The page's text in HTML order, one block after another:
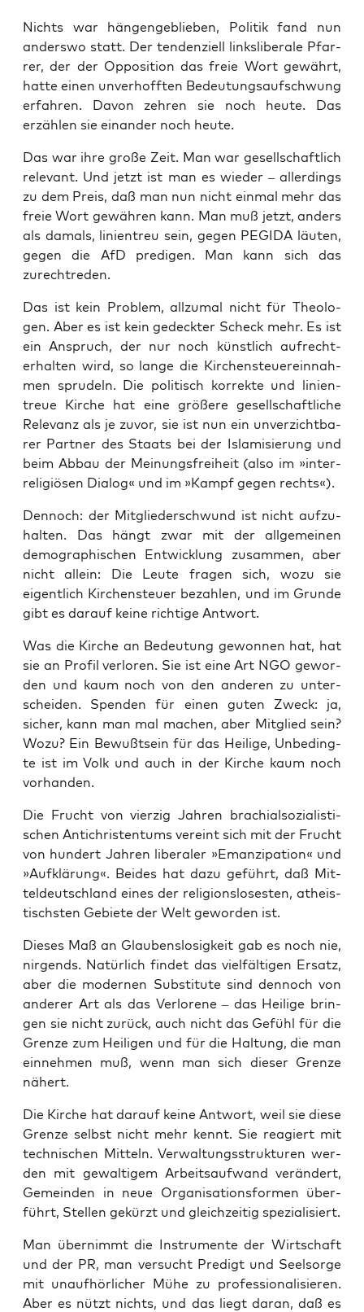
Nichts war hän­gen­ge­blie­ben, Poli­tik fand nun
anders­wo statt. Der ten­den­zi­ell links­li­be­ra­le Pfar­
rer, der der Oppo­si­ti­on das freie Wort gewährt,
hat­te einen unver­hoff­ten Bedeu­tungs­auf­schwung
erfah­ren. Davon zeh­ren sie noch heu­te. Das
erzäh­len sie ein­an­der noch heute.
Das war ihre gro­ße Zeit. Man war gesell­schaft­lich
rele­vant. Und jetzt ist man es wie­der – aller­dings
zu dem Preis, daß man nun nicht ein­mal mehr das
freie Wort gewäh­ren kann. Man muß jetzt, anders
als damals, lini­en­treu sein, gegen PEGIDA läu­ten,
gegen die AfD pre­di­gen. Man kann sich das
zurechtreden.
Das ist kein Pro­blem, all­zu­mal nicht für Theo­lo­
gen. Aber es ist kein gedeck­ter Scheck mehr. Es ist
ein Anspruch, der nur noch künst­lich auf­recht­
erhal­ten wird, so lan­ge die Kir­chen­steu­er­ein­nah­
men spru­deln. Die poli­tisch kor­rek­te und lini­en­
treue Kir­che hat eine grö­ße­re gesell­schaft­li­che
Rele­vanz als je zuvor, sie ist nun ein unver­zicht­ba­
rer Part­ner des Staats bei der Isla­mi­sie­rung und
beim Abbau der Mei­nungs­frei­heit (also im »inter­
re­li­giö­sen Dia­log« und im »Kampf gegen rechts«).
Den­noch: der Mit­glie­der­schwund ist nicht auf­zu­
hal­ten. Das hängt zwar mit der all­ge­mei­nen
demo­gra­phi­schen Ent­wick­lung zusam­men, aber
nicht allein: Die Leu­te fra­gen sich, wozu sie
eigent­lich Kir­chen­steu­er bezah­len, und im Grun­de
gibt es dar­auf kei­ne rich­ti­ge Antwort.
Was die Kir­che an Bedeu­tung gewon­nen hat, hat
sie an Pro­fil ver­lo­ren. Sie ist eine Art NGO gewor­
den und kaum noch von den ande­ren zu unter­
schei­den. Spen­den für einen guten Zweck: ja,
sicher, kann man mal machen, aber Mit­glied sein?
Wozu? Ein Bewußt­sein für das Hei­li­ge, Unbe­ding­
te ist im Volk und auch in der Kir­che kaum noch
vorhanden.
Die Frucht von vier­zig Jah­ren bra­chi­al­so­zia­lis­ti­
schen Anti­chris­ten­tums ver­eint sich mit der Frucht
von hun­dert Jah­ren libe­ra­ler »Eman­zi­pa­ti­on« und
»Auf­klä­rung«. Bei­des hat dazu geführt, daß Mit­
tel­deutsch­land eines der reli­gi­ons­lo­ses­ten, athe­is­
tischs­ten Gebie­te der Welt gewor­den ist.
Die­ses Maß an Glau­bens­lo­sig­keit gab es noch nie,
nir­gends. Natür­lich fin­det das viel­fäl­ti­gen Ersatz,
aber die moder­nen Sub­sti­tu­te sind den­noch von
ande­rer Art als das Ver­lo­re­ne – das Hei­li­ge brin­
gen sie nicht zurück, auch nicht das Gefühl für die
Gren­ze zum Hei­li­gen und für die Hal­tung, die man
ein­neh­men muß, wenn man sich die­ser Gren­ze
nähert.
Die Kir­che hat dar­auf kei­ne Ant­wort, weil sie die­se
Gren­ze selbst nicht mehr kennt. Sie reagiert mit
tech­ni­schen Mit­teln. Ver­wal­tungs­struk­tu­ren wer­
den mit gewal­ti­gem Arbeits­auf­wand ver­än­dert,
Gemein­den in neue Orga­ni­sa­ti­ons­for­men über­
führt, Stel­len gekürzt und gleich­zei­tig spezialisiert.
Man über­nimmt die Instru­men­te der Wirt­schaft
und der PR, man ver­sucht Pre­digt und Seel­sor­ge
mit unauf­hör­li­cher Mühe zu pro­fes­sio­na­li­sie­ren.
Aber es nützt nichts, und das liegt dar­an, daß es